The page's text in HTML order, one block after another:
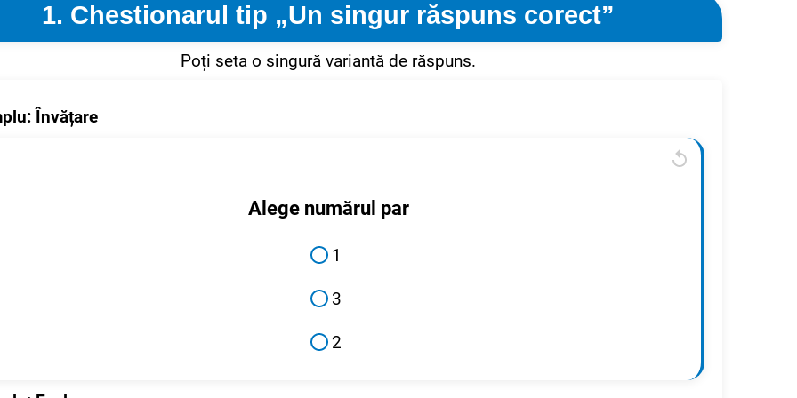
1. Chestionarul tip „Un singur răspuns corect”
Poți seta o singură variantă de răspuns.
Învățare
Alege numărul par
1
3
2